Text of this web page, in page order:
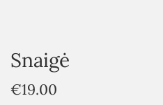
Snaigė
€19.00